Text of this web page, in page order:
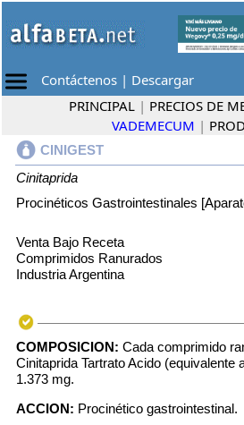
Contáctenos | Descargar
PRINCIPAL | PRECIOS DE
VADEMECUM |
CINIGEST
Cinitaprida
Procinéticos Gastrointestinales
Venta Bajo Receta
Comprimidos Ranurados
Industria Argentina
COMPOSICION: Cada comprimido
Cinitaprida Tartrato Acido (equivalente
1.373 mg.
ACCION: Procinético gastrointestinal.